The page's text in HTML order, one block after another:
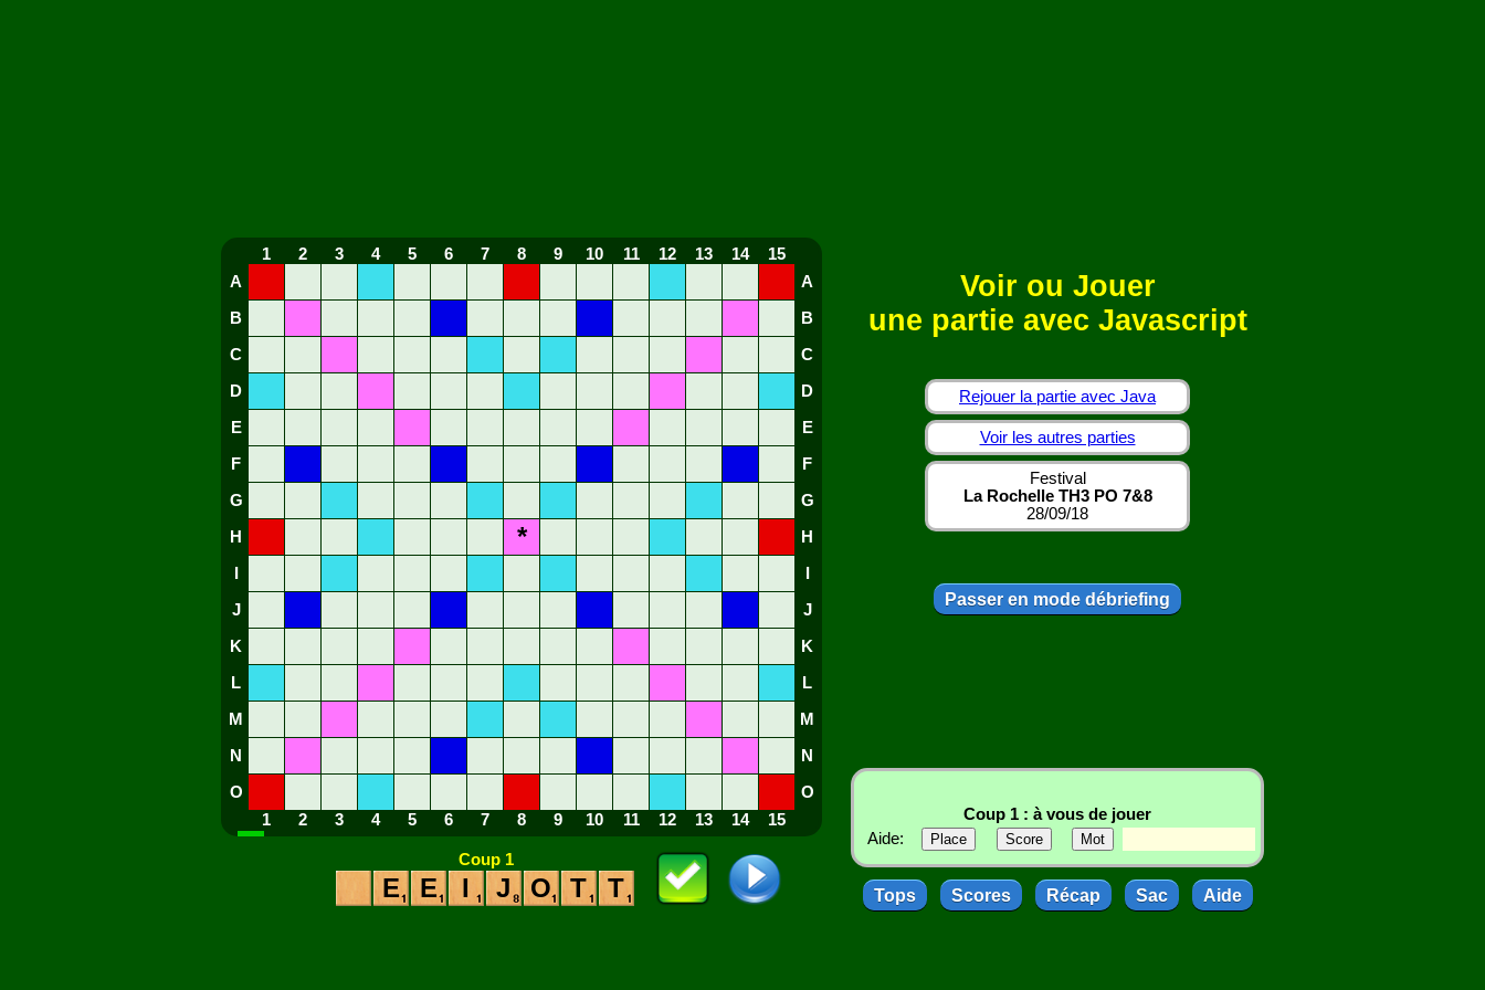
1 2 3 4 5 6 7 8 9 10 11 12 13 14
15
A
A
B B
C C
D D
E E
F F
G G
H * H
J J
K K
L L
M M
N N
O
O
1
2 3 4 5 6 7 8 9 10 11 12 13 14 15
Coup 1
E E I J O T T
Voir ou Jouer
une partie avec Javascript
Rejouer la partie avec Java
Voir les autres parties
Festival
La Rochelle TH3 PO 7&8
28/09/18
Passer en mode débriefing
Coup 1 : à vous de jouer
Aide:
Tops Scores Récap Sac Aide